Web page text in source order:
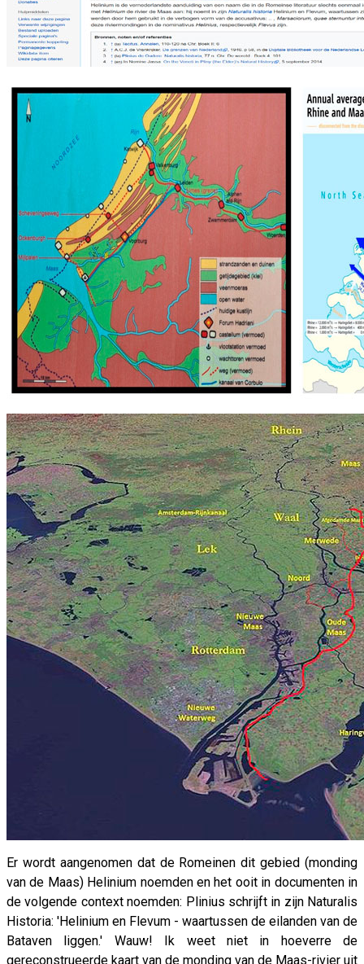
Er wordt aangenomen dat de Romeinen dit gebied (monding
van de Maas) Helinium noemden en het ooit in documenten in
de volgende context noemden: Plinius schrijft in zijn Naturalis
Historia: 'Helinium en Flevum - waartussen de eilanden van de
Bataven liggen.' Wauw! Ik weet niet in hoeverre de
gereconstrueerde kaart van de monding van de Maas-rivier uit